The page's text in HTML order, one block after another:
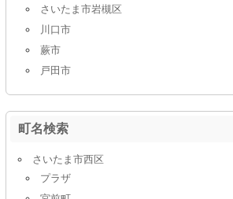
さいたま市岩槻区
川口市
蕨市
戸田市
町名検索
さいたま市西区
プラザ